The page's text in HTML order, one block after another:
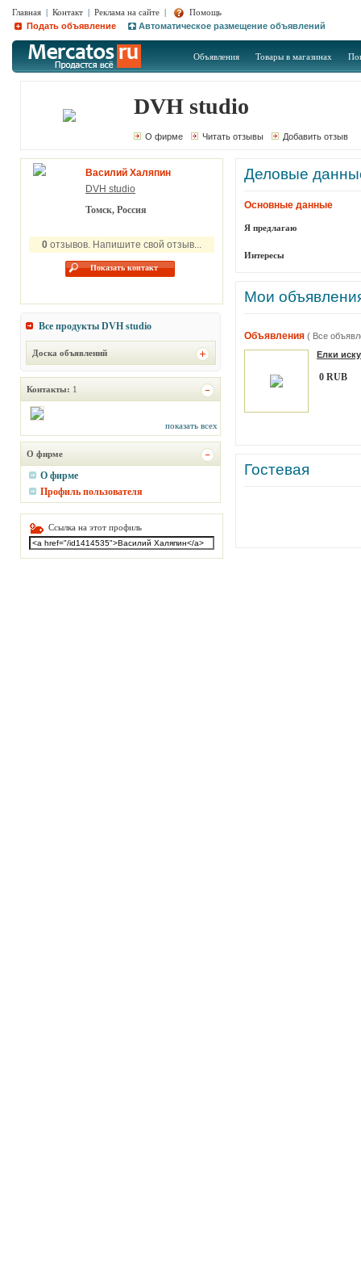
Главная | Контакт | Реклама на сайте |
Помощь
Подать объявление
Автоматическое размещение объявлений
Объявления Товары в магазинах
DVH studio
О фирме Читать отзывы Добавить отзыв
Василий Халяпин
DVH studio
Томск, Россия
0 отзывов. Напишите свой отзыв...
Показать контакт
Все продукты DVH studio
Доска объявлений
Контакты: 1
показать всех
О фирме
О фирме
Профиль пользователя
Ссылка на этот профиль
Деловые
Основные данные
Я предлагаю
Интересы
Мои
Объявления ( Все
Елки
0 RUB
Гостевая